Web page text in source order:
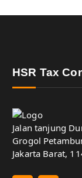
HSR Tax
Jalan tanjung
Grogol
Jakarta Barat,